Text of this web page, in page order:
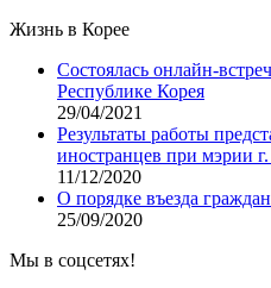
Жизнь в Корее
Состоялась онлайн-
Республике Корея
29/04/2021
Результаты работы
иностранцев при мэрии
11/12/2020
О порядке въезда
25/09/2020
Мы в соцсетях!